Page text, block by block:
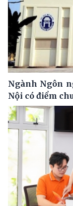
Ngành Ngôn
Nội có điểm